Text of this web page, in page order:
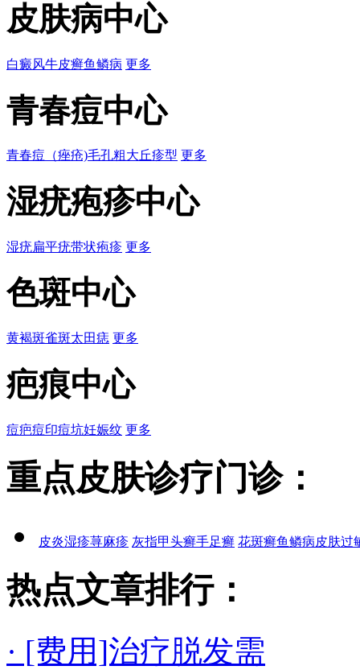
皮肤病中心
白癜风牛皮癣鱼鳞病 更多
青春痘中心
青春痘（痤疮)毛孔粗大 丘疹型 更多
湿疣疱疹中心
湿疣扁平疣带状疱疹 更多
色斑中心
黄褐斑雀斑太田痣 更多
疤痕中心
痘疤痘印痘坑妊娠纹 更多
重点皮肤诊疗门诊：
皮炎湿疹荨麻疹 灰指甲头癣手足癣 花斑癣鱼鳞病皮肤过
热点文章排行：
· [费用]治疗脱发需